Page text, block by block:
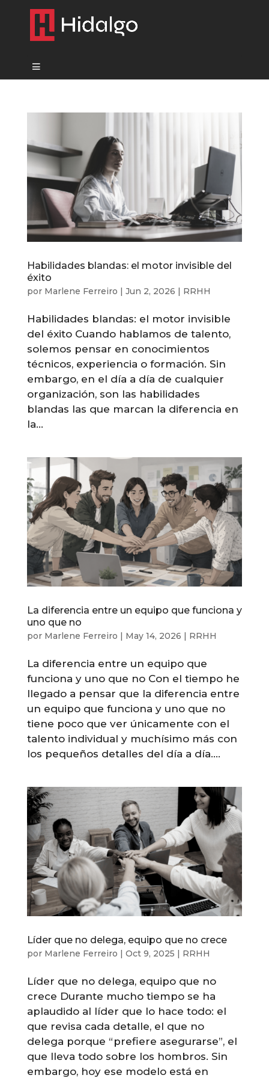
Habilidades blandas: el motor invisible del
éxito
por Marlene Ferreiro | Jun 2, 2026 | RRHH
Habilidades blandas: el motor invisible
del éxito Cuando hablamos de talento,
solemos pensar en conocimientos
técnicos, experiencia o formación. Sin
embargo, en el día a día de cualquier
organización, son las habilidades
blandas las que marcan la diferencia en
la...
La diferencia entre un equipo que funciona y
uno que no
por Marlene Ferreiro | May 14, 2026 | RRHH
La diferencia entre un equipo que
funciona y uno que no Con el tiempo he
llegado a pensar que la diferencia entre
un equipo que funciona y uno que no
tiene poco que ver únicamente con el
talento individual y muchísimo más con
los pequeños detalles del día a día....
Líder que no delega, equipo que no crece
por Marlene Ferreiro | Oct 9, 2025 | RRHH
Líder que no delega, equipo que no
crece Durante mucho tiempo se ha
aplaudido al líder que lo hace todo: el
que revisa cada detalle, el que no
delega porque “prefiere asegurarse”, el
que lleva todo sobre los hombros. Sin
embargo, hoy ese modelo está en